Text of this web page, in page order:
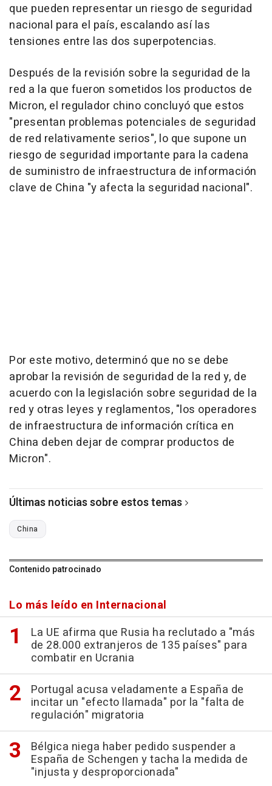
que pueden representar un riesgo de seguridad
nacional para el país, escalando así las
tensiones entre las dos superpotencias.
Después de la revisión sobre la seguridad de la
red a la que fueron sometidos los productos de
Micron, el regulador chino concluyó que estos
"presentan problemas potenciales de seguridad
de red relativamente serios", lo que supone un
riesgo de seguridad importante para la cadena
de suministro de infraestructura de información
clave de China "y afecta la seguridad nacional".
Por este motivo, determinó que no se debe
aprobar la revisión de seguridad de la red y, de
acuerdo con la legislación sobre seguridad de la
red y otras leyes y reglamentos, "los operadores
de infraestructura de información crítica en
China deben dejar de comprar productos de
Micron".
Últimas noticias sobre estos temas
China
Contenido patrocinado
Lo más leído en Internacional
La UE afirma que Rusia ha reclutado a "más
de 28.000 extranjeros de 135 países" para
combatir en Ucrania
Portugal acusa veladamente a España de
incitar un "efecto llamada" por la "falta de
regulación" migratoria
Bélgica niega haber pedido suspender a
España de Schengen y tacha la medida de
"injusta y desproporcionada"